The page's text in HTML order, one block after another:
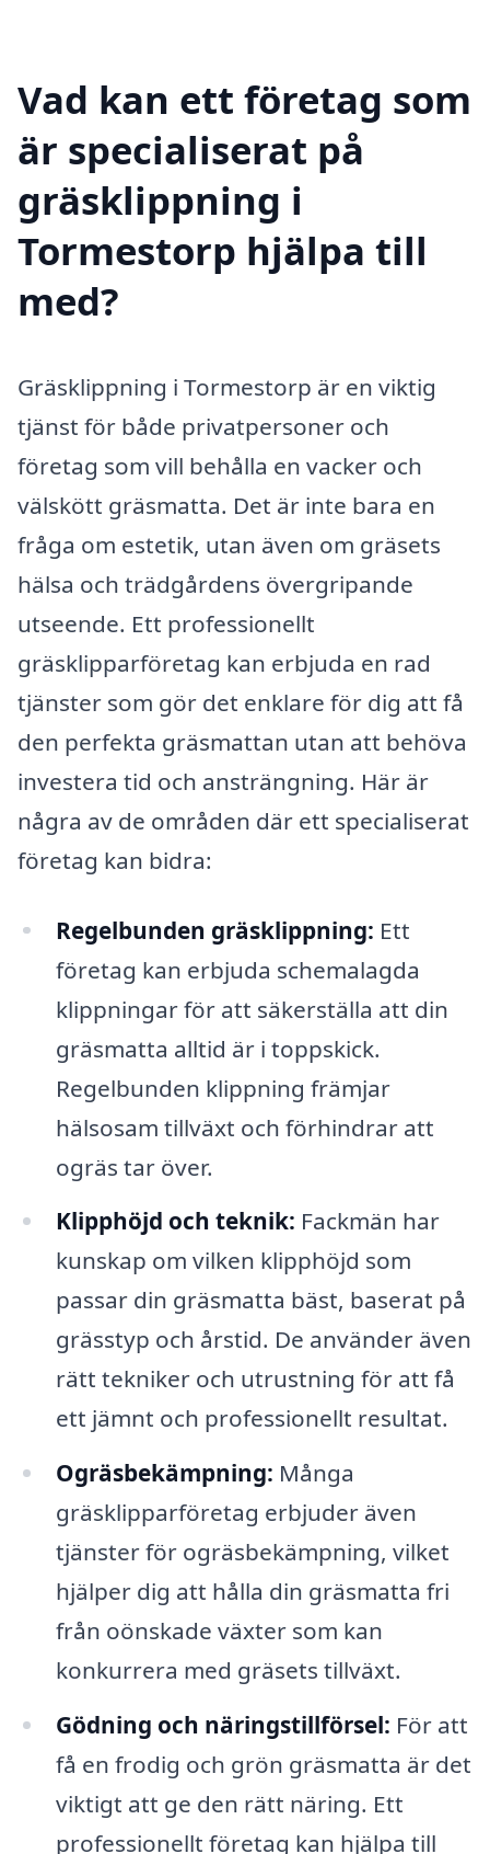
Vad kan ett företag som
är specialiserat på
gräsklippning i
Tormestorp hjälpa till
med?
Gräsklippning i Tormestorp är en viktig
tjänst för både privatpersoner och
företag som vill behålla en vacker och
välskött gräsmatta. Det är inte bara en
fråga om estetik, utan även om gräsets
hälsa och trädgårdens övergripande
utseende. Ett professionellt
gräsklipparföretag kan erbjuda en rad
tjänster som gör det enklare för dig att få
den perfekta gräsmattan utan att behöva
investera tid och ansträngning. Här är
några av de områden där ett specialiserat
företag kan bidra:
Regelbunden gräsklippning: Ett
företag kan erbjuda schemalagda
klippningar för att säkerställa att din
gräsmatta alltid är i toppskick.
Regelbunden klippning främjar
hälsosam tillväxt och förhindrar att
ogräs tar över.
Klipphöjd och teknik: Fackmän har
kunskap om vilken klipphöjd som
passar din gräsmatta bäst, baserat på
grässtyp och årstid. De använder även
rätt tekniker och utrustning för att få
ett jämnt och professionellt resultat.
Ogräsbekämpning: Många
gräsklipparföretag erbjuder även
tjänster för ogräsbekämpning, vilket
hjälper dig att hålla din gräsmatta fri
från oönskade växter som kan
konkurrera med gräsets tillväxt.
Gödning och näringstillförsel: För att
få en frodig och grön gräsmatta är det
viktigt att ge den rätt näring. Ett
professionellt företag kan hjälpa till